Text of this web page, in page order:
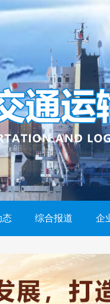
态 综合报道 企